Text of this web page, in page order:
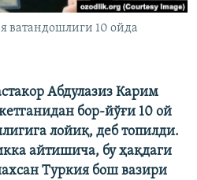
ватандошлиги 10 ойда
Абдулазиз Карим
бор-йўғи 10 ой
лойиқ, деб топилди.
айтишича, бу ҳақдаги
Туркия бош вазири